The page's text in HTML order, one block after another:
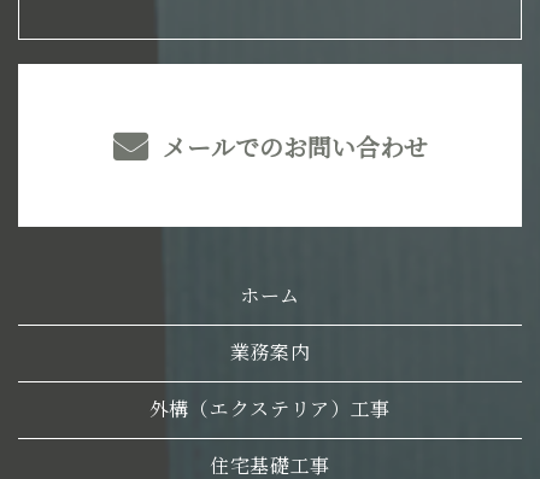
メールでのお問い合わせ
ホーム
業務案内
外構（エクステリア）工事
住宅基礎工事